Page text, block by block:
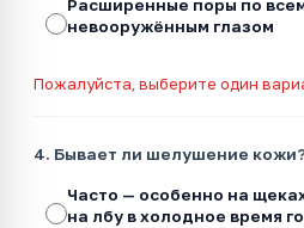
Расширенные поры по
невооружённым глазом
Пожалуйста, выберите один
4. Бывает ли шелушение
Часто — особенно на
на лбу в холодное время